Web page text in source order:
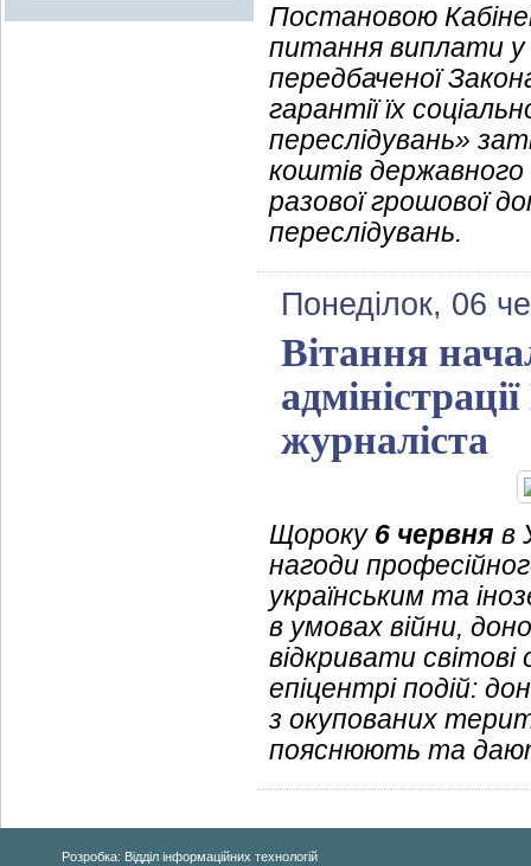
Постановою
питання виплати у
передбаченої
гарантії їх
переслідувань»
коштів
разової грошової
переслідувань.
Понеділок, 06
Вітання
журналіста
Щороку 6 червня в
нагоди
українським та
в умовах війни,
відкривати
епіцентрі подій:
з окупованих
пояснюють та
Розробка: Відділ інформаційних технологій